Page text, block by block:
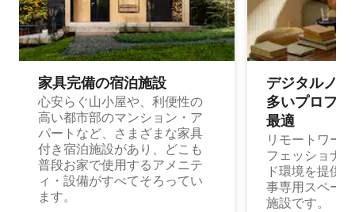
家具完備の宿⁠泊⁠施⁠設
心安らぐ山小屋や、利便性の
高い都市部のマンション・ア
パートなど、さまざまな家具
付き宿泊施設があり、どこも
普段お家で使用するアメニテ
ィ・設備がすべてそろってい
ます。
デジタルノ
多⁠いプ⁠ロ⁠フ⁠
最⁠適
リモートワー
フェッショナ
ド環境を提供
事専用スペー
施設です。